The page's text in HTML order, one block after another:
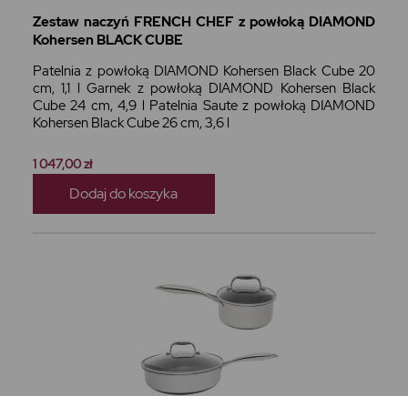
Zestaw naczyń FRENCH CHEF z powłoką DIAMOND
Kohersen BLACK CUBE
Patelnia z powłoką DIAMOND Kohersen Black Cube 20
cm, 1,1 l Garnek z powłoką DIAMOND Kohersen Black
Cube 24 cm, 4,9 l Patelnia Saute z powłoką DIAMOND
Kohersen Black Cube 26 cm, 3,6 l
1 047,00 zł
Dodaj do koszyka